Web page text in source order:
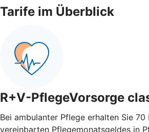
Tarife im Überblick
R+V-PflegeVorsorge
Bei ambulanter Pflege erhalten Sie 70
vereinbarten Pflegemonatsgeldes in